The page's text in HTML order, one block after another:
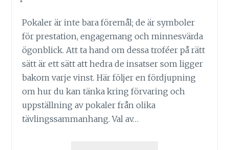
Pokaler är inte bara föremål; de är symboler
för prestation, engagemang och minnesvärda
ögonblick. Att ta hand om dessa troféer på rätt
sätt är ett sätt att hedra de insatser som ligger
bakom varje vinst. Här följer en fördjupning
om hur du kan tänka kring förvaring och
uppställning av pokaler från olika
tävlingssammanhang. Val av…